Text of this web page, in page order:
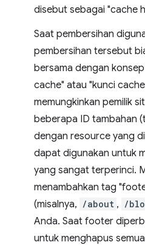
disebut sebagai "cache
Saat pembersihan
pembersihan tersebut
bersama dengan
cache" atau "kunci
memungkinkan pemilik
beberapa ID tambahan
dengan resource yang
dapat digunakan untuk
yang sangat terperinci.
menambahkan tag
(misalnya, /about , /
Anda. Saat footer
untuk menghapus